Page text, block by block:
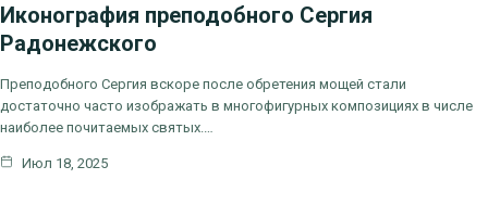
Иконография преподобного Сергия
Радонежского
Преподобного Сергия вскоре после обретения мощей стали
достаточно часто изображать в многофигурных композициях в числе
наиболее почитаемых святых.…
Июл 18, 2025